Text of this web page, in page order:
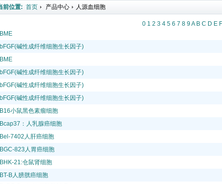
前位置: 首页 产品中心 人源血细胞
0 1 2 3 4 5 6 7 8 9 A B C D E F
BME
bFGF(碱性成纤维细胞生长因子)
BME
bFGF(碱性成纤维细胞生长因子)
bFGF(碱性成纤维细胞生长因子)
bFGF(碱性成纤维细胞生长因子)
B16小鼠黑色素瘤细胞
Bcap37：人乳腺癌细胞
Bel-7402人肝癌细胞
BGC-823人胃癌细胞
BHK-21:仓鼠肾细胞
BT-B人膀胱癌细胞